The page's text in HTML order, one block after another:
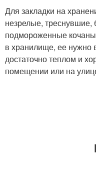
Для закладки на
незрелые,
подмороженные
в хранилище, ее нужно
достаточно теплом и
помещении или на